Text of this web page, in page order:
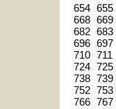
654 655
668 669
682 683
696 697
710 711
724 725
738 739
752 753
766 767